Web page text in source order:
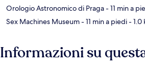
Orologio Astronomico di Praga- 11 min a
Sex Machines Museum- 11 min a piedi- 1.0
Informazioni su